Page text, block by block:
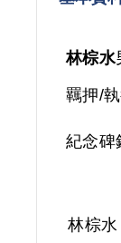
林棕水
羈押/
紀念碑
林棕